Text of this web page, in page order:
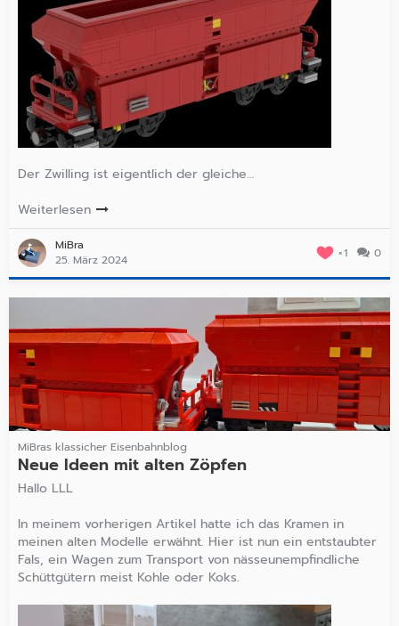
Der Zwilling ist eigentlich der gleiche…
Weiterlesen
MiBra
25. März 2024
1 0
MiBras klassicher Eisenbahnblog
Neue Ideen mit alten Zöpfen
Hallo LLL
In meinem vorherigen Artikel hatte ich das Kramen in
meinen alten Modelle erwähnt. Hier ist nun ein entstaubter
Fals, ein Wagen zum Transport von nässeunempfindliche
Schüttgütern meist Kohle oder Koks.